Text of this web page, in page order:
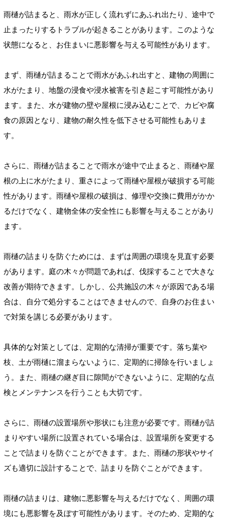
雨樋が詰まると、雨水が正しく流れずにあふれ出たり、途中で
止まったりするトラブルが起きることがあります。このような
状態になると、お住まいに悪影響を与える可能性があります。
まず、雨樋が詰まることで雨水があふれ出すと、建物の周囲に
水がたまり、地盤の浸食や浸水被害を引き起こす可能性があり
ます。また、水が建物の壁や屋根に浸み込むことで、カビや腐
食の原因となり、建物の耐久性を低下させる可能性もありま
す。
さらに、雨樋が詰まることで雨水が途中で止まると、雨樋や屋
根の上に水がたまり、重さによって雨樋や屋根が破損する可能
性があります。雨樋や屋根の破損は、修理や交換に費用がかか
るだけでなく、建物全体の安全性にも影響を与えることがあり
ます。
雨樋の詰まりを防ぐためには、まずは周囲の環境を見直す必要
があります。庭の木々が問題であれば、伐採することで大きな
改善が期待できます。しかし、公共施設の木々が原因である場
合は、自分で処分することはできませんので、自身のお住まい
で対策を講じる必要があります。
具体的な対策としては、定期的な清掃が重要です。落ち葉や
枝、土が雨樋に溜まらないように、定期的に掃除を行いましょ
う。また、雨樋の継ぎ目に隙間ができないように、定期的な点
検とメンテナンスを行うことも大切です。
さらに、雨樋の設置場所や形状にも注意が必要です。雨樋が詰
まりやすい場所に設置されている場合は、設置場所を変更する
ことで詰まりを防ぐことができます。また、雨樋の形状やサイ
ズも適切に設計することで、詰まりを防ぐことができます。
雨樋の詰まりは、建物に悪影響を与えるだけでなく、周囲の環
境にも悪影響を及ぼす可能性があります。そのため、定期的な